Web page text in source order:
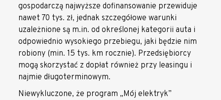
gospodarczą najwyższe dofinansowanie przewiduje
nawet 70 tys. zł, jednak szczegółowe warunki
uzależnione są m.in. od określonej kategorii auta i
odpowiednio wysokiego przebiegu, jaki będzie nim
robiony (min. 15 tys. km rocznie). Przedsiębiorcy
mogą skorzystać z dopłat również przy leasingu i
najmie długoterminowym.
Niewykluczone, że program „Mój elektryk”